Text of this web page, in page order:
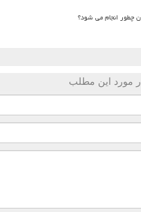
چطور انجام می شود؟
مورد این مطلب